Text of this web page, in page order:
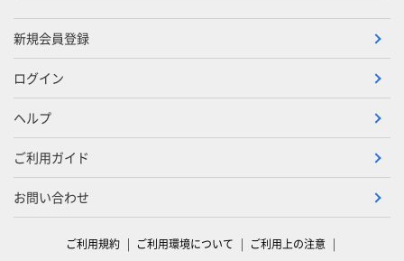
新規会員登録
ログイン
ヘルプ
ご利用ガイド
お問い合わせ
ご利用規約 ご利用環境について ご利用上の注意